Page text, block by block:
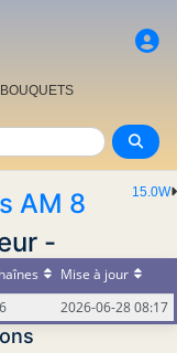
BOUQUETS
15.0W
AM 8
-
Mise à jour
2026-06-28 08:17